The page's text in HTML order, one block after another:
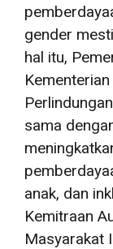
gender
hal itu,
sama
anak, dan
Kemitraan
Masyarakat